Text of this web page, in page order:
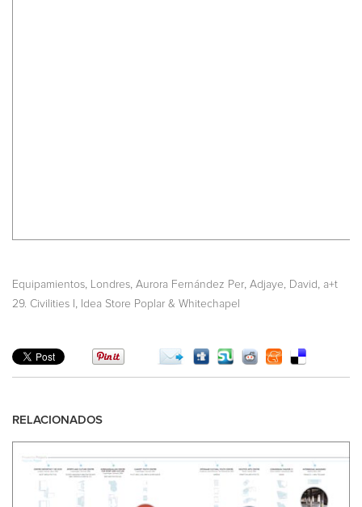
Equipamientos, Londres, Aurora Fernández Per, Adjaye, David , a+t
29. Civilities I , Idea Store Poplar & Whitechapel
RELACIONADOS